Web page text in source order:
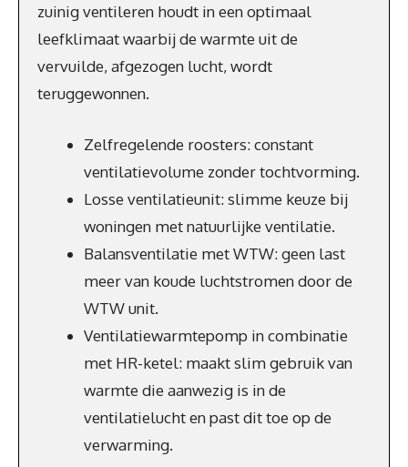
zuinig ventileren houdt in een optimaal
leefklimaat waarbij de warmte uit de
vervuilde, afgezogen lucht, wordt
teruggewonnen.
Zelfregelende roosters: constant
ventilatievolume zonder tochtvorming.
Losse ventilatieunit: slimme keuze bij
woningen met natuurlijke ventilatie.
Balansventilatie met WTW: geen last
meer van koude luchtstromen door de
WTW unit.
Ventilatiewarmtepomp in combinatie
met HR-ketel: maakt slim gebruik van
warmte die aanwezig is in de
ventilatielucht en past dit toe op de
verwarming.